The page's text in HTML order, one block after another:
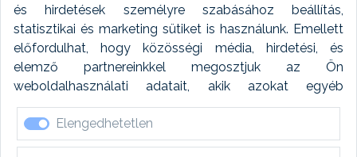
és hirdetések személyre szabásához beállítás,
statisztikai és marketing sütiket is használunk. Emellett
előfordulhat, hogy közösségi média, hirdetési, és
elemző partnereinkkel megosztjuk az Ön
weboldalhasználati adatait, akik azokat egyéb
forrásokból gyűjtött adatokkal kombinálhatják. A sütik
elfogadásával kapcsolatosan naplózást végzünk és
ezen adatokat 6 hónap után automatikusan töröljük. A
Elengedhetetlen
Autómosó modul
Feladatütemezés